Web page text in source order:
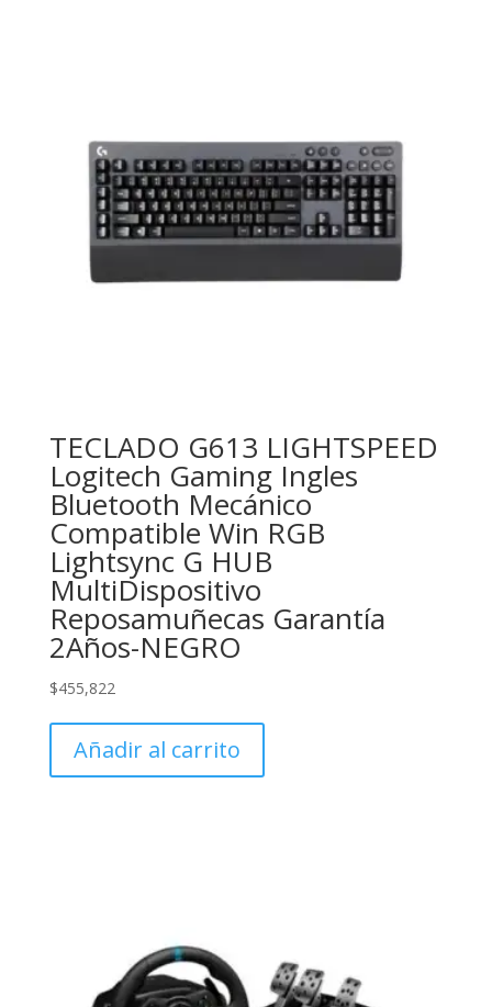
TECLADO G613 LIGHTSPEED
Logitech Gaming Ingles
Bluetooth Mecánico
Compatible Win RGB
Lightsync G HUB
MultiDispositivo
Reposamuñecas Garantía
2Años-NEGRO
$455,822
Añadir al carrito